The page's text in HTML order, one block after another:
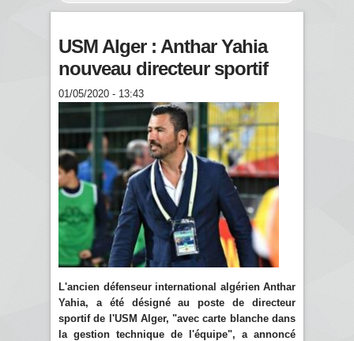
USM Alger : Anthar Yahia
nouveau directeur sportif
01/05/2020 - 13:43
L'ancien défenseur international algérien Anthar
Yahia, a été désigné au poste de directeur
sportif de l'USM Alger, "avec carte blanche dans
la gestion technique de l'équipe", a annoncé